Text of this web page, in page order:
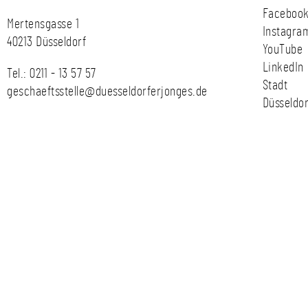
Mertensgasse 1
40213 Düsseldorf
Tel.: 0211 - 13 57 57
geschaeftsstelle@duesseldorferjonges.de
YouTube
LinkedIn
Stadt